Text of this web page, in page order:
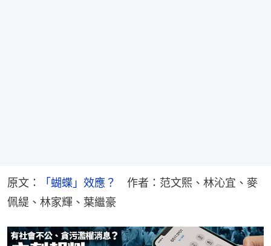
原文： 「蝴蝶」效應？
作者：范文熙、林沁宜、麥
佩緹、林家輝、葉繼豪